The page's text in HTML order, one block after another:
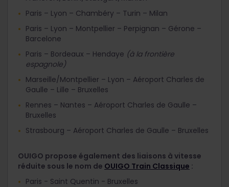
Paris – Lyon – Chambéry – Turin – Milan
Paris – Lyon – Montpellier – Perpignan – Gérone –
Barcelone
Paris – Bordeaux – Hendaye (à la frontière
espagnole)
Marseille/Montpellier – Lyon – Aéroport Charles de
Gaulle – Lille – Bruxelles
Rennes – Nantes – Aéroport Charles de Gaulle –
Bruxelles
Strasbourg – Aéroport Charles de Gaulle – Bruxelles
OUIGO propose également des liaisons à vitesse
réduite sous le nom de OUIGO Train Classique :
Paris - Saint Quentin - Bruxelles